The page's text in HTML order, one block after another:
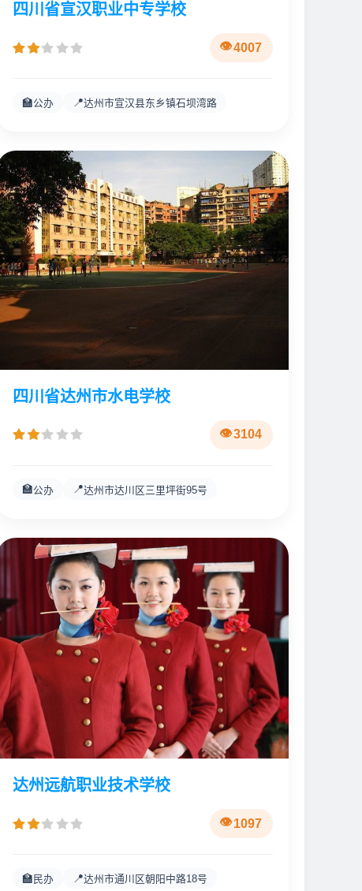
四川省宣汉职业中专学校
4007
🏫公办 📍达州市宣汉县东乡镇石坝湾路
四川省达州市水电学校
3104
🏫公办 📍达州市达川区三里坪街95号
达州远航职业技术学校
1097
🏫 民办 📍达州市通川区朝阳中路18号